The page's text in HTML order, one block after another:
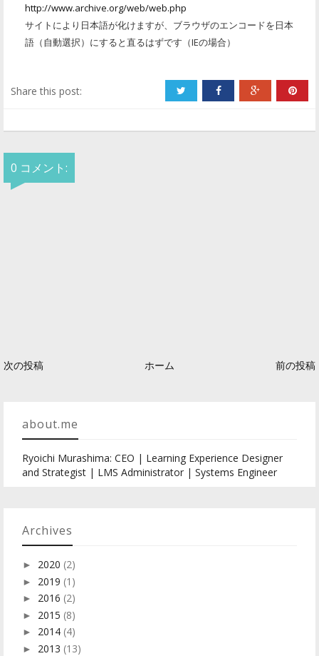
http://www.archive.org/web/web.php
サイトにより日本語が化けますが、ブラウザのエンコードを日本
語（自動選択）にすると直るはずです（IEの場合）
Share this post:
0 コメント:
次の投稿 ホーム 前の投稿
about.me
Ryoichi Murashima: CEO | Learning Experience Designer
and Strategist | LMS Administrator | Systems Engineer
Archives
► 2020 (2)
► 2019 (1)
► 2016 (2)
► 2015 (8)
► 2014 (4)
► 2013 (13)